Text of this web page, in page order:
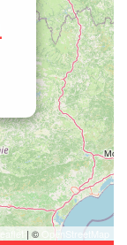
Leaflet | © OpenStreetMap